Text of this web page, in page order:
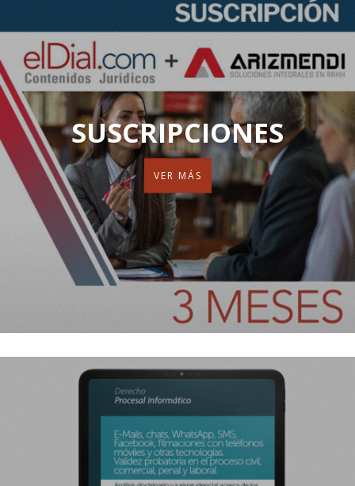
SUSCRIPCIONES
VER MÁS